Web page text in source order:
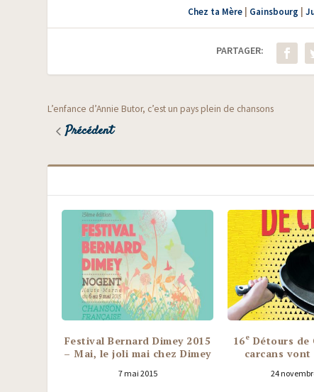
Chez ta Mère Gainsbourg |
PARTAGER:
L’enfance d’Annie Butor, c’est un pays plein de chansons
Précédent
Festival Bernard Dimey 2015
– Mai, le joli mai chez Dimey
7 mai 2015
16e Détours de
carcans
24